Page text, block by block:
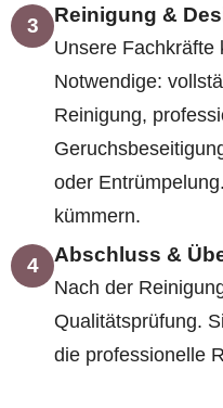
3 Reinigung &
Unsere Fachkräfte
Notwendige:
Reinigung,
oder
kümmern.
4 Abschluss &
Nach der
Qualitätsprüfung.
die professionelle